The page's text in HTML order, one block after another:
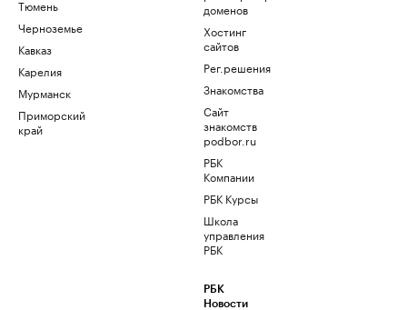
Тюмень
Черноземье
Кавказ
Карелия
Мурманск
Приморский
край
доменов
Хостинг
сайтов
Рег.решения
Знакомства
Сайт
знакомств
podbor.ru
РБК
Компании
РБК Курсы
Школа
управления
РБК
РБК
Новости